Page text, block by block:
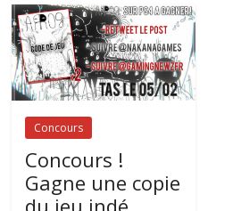
Concours
Concours !
Gagne une copie
du jeu indé